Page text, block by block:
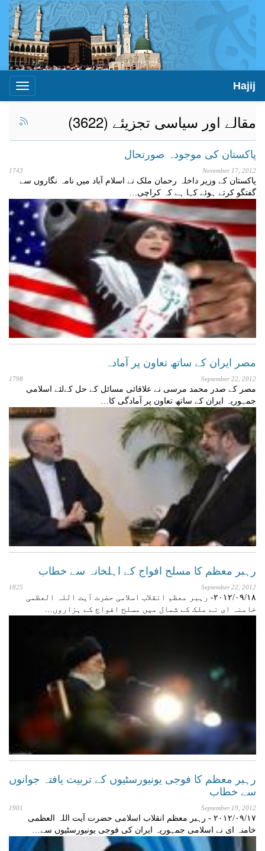
Toggle
Hajij
مقالے اور سیاسی تجزیئے (3622)
پاکستان کی موجودہ صورتحال
November 17, 2012
1743
پاکستان کے وزیر داخلہ رحمان ملک نے اسلام آباد میں نامہ نگاروں سے
گفتگو کرتے ہوئے کہا ہے کہ کراچی…
مصر ایران کے ساتھ تعاون پر آمادہ
September 22, 2012
1798
مصر کے صدر محمد مرسی نے علاقائی مسائل کے حل کےلئے اسلامی
جمہوریہ ایران کے ساتھ تعاون پر آمادگی کا…
رہبر معظم کا مسلح افواج کے اہلخانہ سے خطاب
September 22, 2012
1825
۲۰۱۲/۰۹/۱۸- رہبر معظم انقلاب اسلامی حضرت آیت اللہ العظمی
خامنہ ای نے ملک کے شمال میں مسلح افواج کے ہزاروں…
رہبر معظم کا فوجی یونیورسٹیوں کے تربیت یافتہ جوانوں
سے خطاب
September 19, 2012
1901
۲۰۱۲/۰۹/۱۷ - رہبر معظم انقلاب اسلامی حضرت آیت اللہ العظمی
خامنہ ای نے اسلامی جمہوریہ ایران کی فوجی یونیورسٹیوں سے…